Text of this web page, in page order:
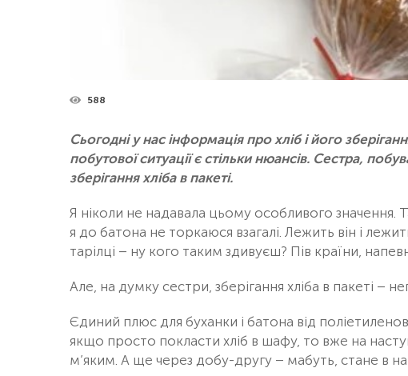
588
Сьогодні у нас інформація про хліб і його
побутової ситуації є стільки нюансів. Сестра,
зберігання хліба в пакеті.
Я ніколи не надавала цьому особливого значення.
я до батона не торкаюся взагалі. Лежить він і
тарілці – ну кого таким здивуєш? Пів країни,
Але, на думку сестри, зберігання хліба в пакеті –
Єдиний плюс для буханки і батона від
якщо просто покласти хліб в шафу, то вже на
м’яким. А ще через добу-другу – мабуть, стане в